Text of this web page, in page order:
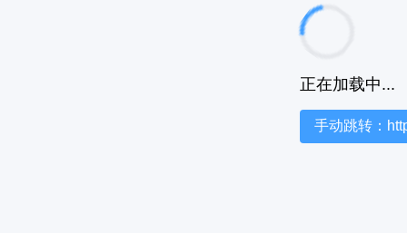
正在加载中...
手动跳转：